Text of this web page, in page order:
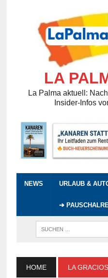
LA
La Palma aktuell:
Insider-Infos
NEWS URLAUB &
➔
HOME LA